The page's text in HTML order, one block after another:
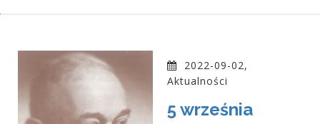
2022-09-02,
Aktualności
5 września